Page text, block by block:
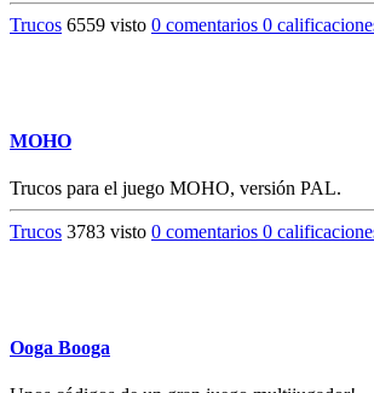
Trucos 6559 visto 0 comentarios 0
MOHO
Trucos para el juego MOHO, versión PAL.
Trucos 3783 visto 0 comentarios 0
Ooga Booga